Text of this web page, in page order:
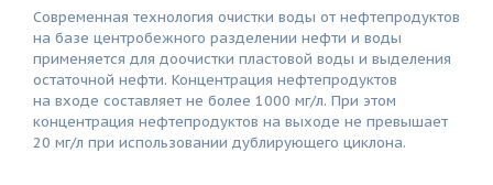
Современная технология очистки воды от нефтепродуктов
на базе центробежного разделении нефти и воды
применяется для доочистки пластовой воды и выделения
остаточной нефти. Концентрация нефтепродуктов
на входе составляет не более 1000 мг/л. При этом
концентрация нефтепродуктов на выходе не превышает
20 мг/л при использовании дублирующего циклона.